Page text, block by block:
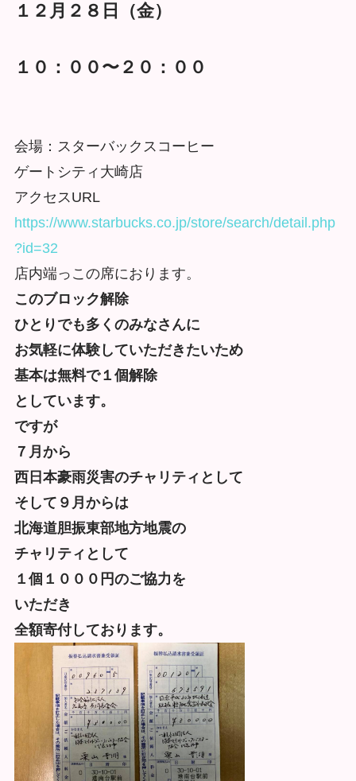
１２月２８日（金）
１０：００〜２０：００
会場：スターバックスコーヒー
ゲートシティ大崎店
アクセスURL
https://www.starbucks.co.jp/store/search/detail.php
?id=32
店内端っこの席におります。
このブロック解除
ひとりでも多くのみなさんに
お気軽に体験していただきたいため
基本は無料で１個解除
としています。
ですが
７月から
西日本豪雨災害のチャリティとして
そして９月からは
北海道胆振東部地方地震の
チャリティとして
１個１０００円のご協力を
いただき
全額寄付しております。